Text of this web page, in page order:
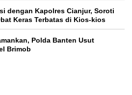
dengan Kapolres Cianjur, Soroti
Keras Terbatas di Kios-kios
Polda Banten Usut
Brimob